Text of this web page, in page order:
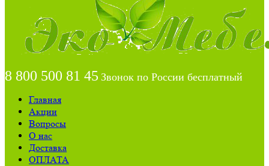
8 800 500 81 45 Звонок по России бесплатный
Главная
Акции
Вопросы
О нас
Доставка
ОПЛАТА